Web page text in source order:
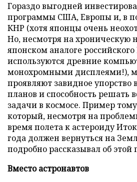
Гораздо выгодней
программы США, Европы и, в
КНР (хотя японцы очень
Но, несмотря на хроническую
японском аналоге
используются древние
монохромными дисплеями!),
проявляют завидное упорство
планов и способность решать
задачи в космосе. Пример
который, несмотря на
время полета к астероиду
года должен вернуться на
подробно рассказывал об этой
Вместо астронавтов